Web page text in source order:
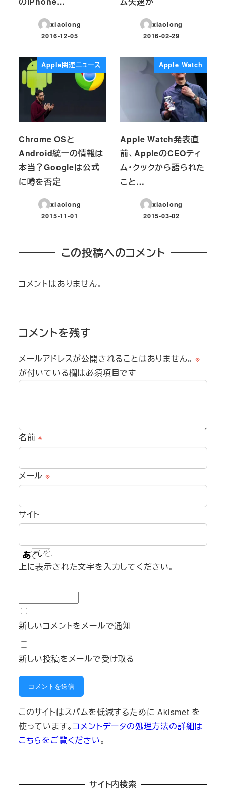
xiaolong
投稿日
2016-12-05
xiaolong
投稿日
2016-02-29
Apple関連ニュース
Chrome OSと
Android統一の情報は
本当？Googleは公式
に噂を否定
xiaolong
投稿日
2015-11-01
Apple Watch
Apple Watch発表直
前、AppleのCEOティ
ム・クックから語られた
こと…
xiaolong
投稿日
2015-03-02
この投稿へのコメント
コメントはありません。
コメントを残す
メールアドレスが公開されることはありません。 ※
が付いている欄は必須項目です
名前※
メール ※
サイト
上に表示された文字を入力してください。
新しいコメントをメールで通知
新しい投稿をメールで受け取る
このサイトはスパムを低減するために Akismet を
使っています。 コメントデータの処理方法の詳細は
こちらをご覧ください。
サイト内検索